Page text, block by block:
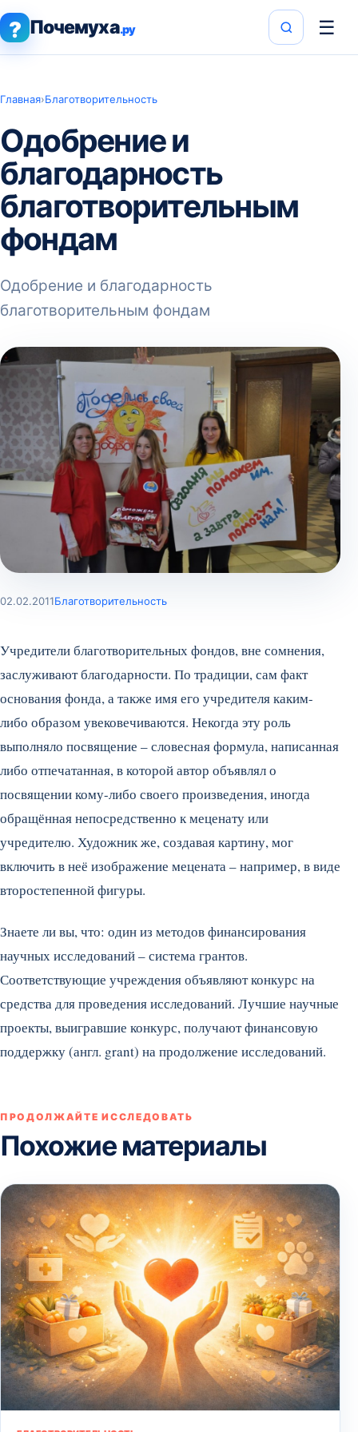
? Почемуха.ру ☰
Главная›Благотворительность
Одобрение и
благодарность
благотворительным
фондам
Одобрение и благодарность
благотворительным фондам
02.02.2011Благотворительность
Учредители благотворительных фондов, вне сомнения,
заслуживают благодарности. По традиции, сам факт
основания фонда, а также имя его учредителя каким-
либо образом увековечиваются. Некогда эту роль
выполняло посвящение – словесная формула, написанная
либо отпечатанная, в которой автор объявлял о
посвящении кому-либо своего произведения, иногда
обращённая непосредственно к меценату или
учредителю. Художник же, создавая картину, мог
включить в неё изображение мецената – например, в виде
второстепенной фигуры.
Знаете ли вы, что: один из методов финансирования
научных исследований – система грантов.
Соответствующие учреждения объявляют конкурс на
средства для проведения исследований. Лучшие научные
проекты, выигравшие конкурс, получают финансовую
поддержку (англ. grant) на продолжение исследований.
ПРОДОЛЖАЙТЕ ИССЛЕДОВАТЬ
Похожие материалы